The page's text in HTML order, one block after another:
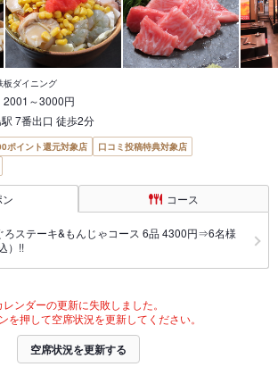
板ダイニング
2001～3000円
7番出口 徒歩2分
ポイント還元対象店
口コミ投稿特典対象店
コース
ろステーキ&もんじゃコース 6品 4300円⇒6名様
）!!
レンダーの更新に失敗しました。
を押して空席状況を更新してください。
空席状況を更新する